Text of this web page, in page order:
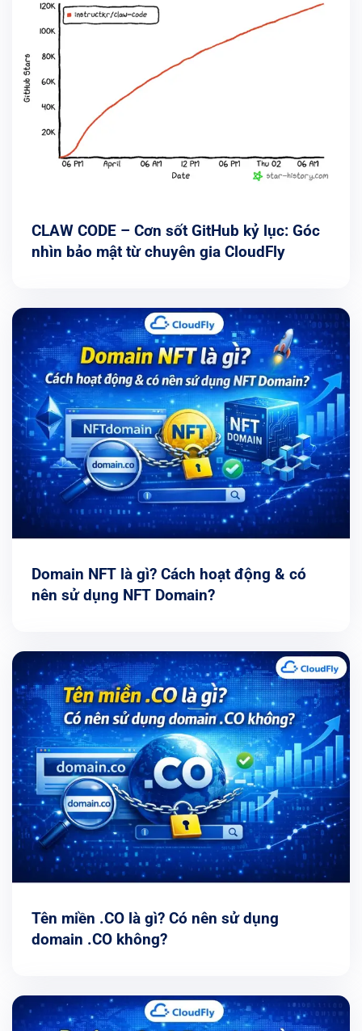
CLAW CODE – Cơn sốt GitHub kỷ lục: Góc
nhìn bảo mật từ chuyên gia CloudFly
Domain NFT là gì? Cách hoạt động & có
nên sử dụng NFT Domain?
Tên miền .CO là gì? Có nên sử dụng
domain .CO không?